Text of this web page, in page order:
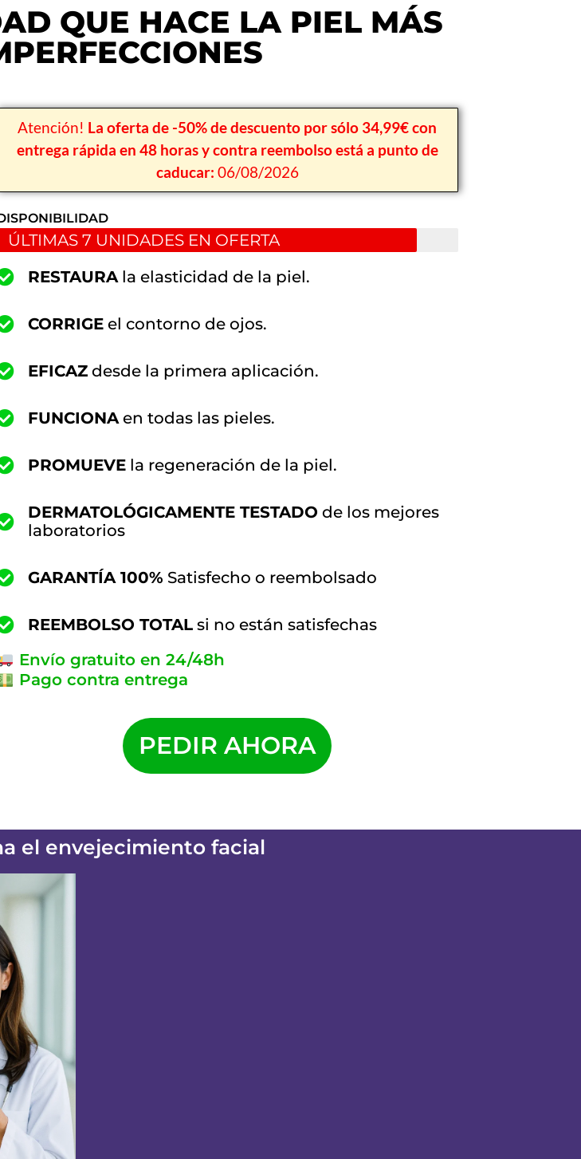
QUE HACE LA PIEL MÁS
Atención! La oferta de -50% de descuento por sólo 34,99€ con
entrega rápida en 48 horas y contra reembolso está a punto de
caducar: 06/08/2026
ÚLTIMAS 7 UNIDADES EN OFERTA
RESTAURAla elasticidad de la piel.
CORRIGEel contorno de ojos.
EFICAZdesde la primera aplicación.
FUNCIONAen todas las pieles.
PROMUEVEla regeneración de la piel.
DERMATOLÓGICAMENTE TESTADO de los mejores
laboratorios
GARANTÍA 100% Satisfecho o reembolsado
REEMBOLSO TOTALsi no están satisfechas
Envío gratuito en 24/48h
Pago contra entrega
PEDIR AHORA
el envejecimiento facial